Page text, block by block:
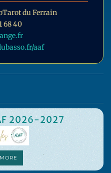
du Ferrain
68 40
aaf
2026-2027